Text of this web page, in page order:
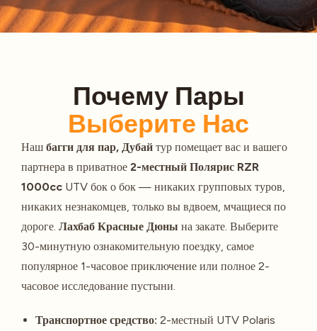
Почему Пары
Выберите Нас
Наш багги для пар, Дубай тур помещает вас и вашего
партнера в приватное 2-местный Полярис RZR
1000cc UTV бок о бок — никаких групповых туров,
никаких незнакомцев, только вы вдвоем, мчащиеся по
дороге. Лахбаб Красные Дюны на закате. Выберите
30-минутную ознакомительную поездку, самое
популярное 1-часовое приключение или полное 2-
часовое исследование пустыни.
Транспортное средство: 2-местный UTV Polaris